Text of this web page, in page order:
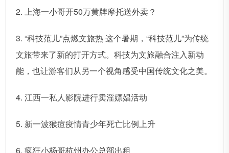
2. 上海一小哥开50万黄牌摩托送外卖？
3. “科技范儿”点燃文旅热 这个暑期，“科技范儿”为传统
文旅带来了新的打开方式。科技为文旅融合注入新动
能，也让游客们从另一个视角感受中国传统文化之美。
4. 江西一私人影院进行卖淫嫖娼活动
5. 新一波猴痘疫情青少年死亡比例上升
6. 疯狂小杨哥杭州办公总部出租